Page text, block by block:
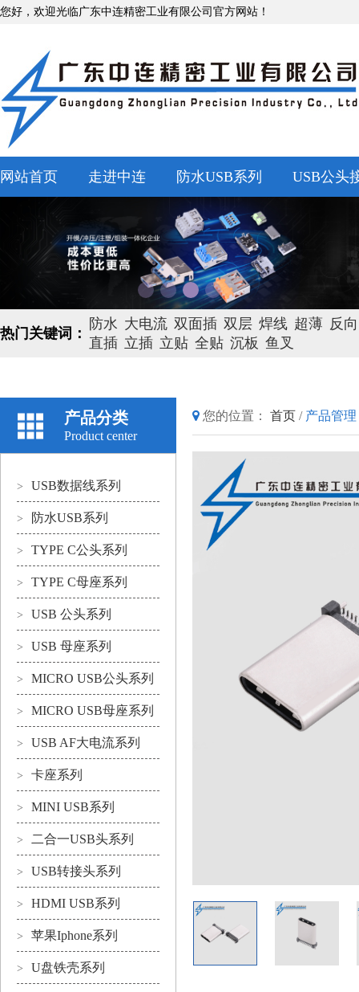
您好，欢迎光临广东中连精密工业有限公司官方网站！
网站首页 走进中连 防水USB系列 USB公头
热门关键词：
防水 大电流 双面插 双层 焊线 超薄 反向
直插 立插 立贴 全贴 沉板 鱼叉
产品分类
Product center
> USB数据线系列
> 防水USB系列
> TYPE C公头系列
> TYPE C母座系列
> USB 公头系列
> USB 母座系列
> MICRO USB公头系列
> MICRO USB母座系列
> USB AF大电流系列
> 卡座系列
> MINI USB系列
> 二合一USB头系列
> USB转接头系列
> HDMI USB系列
> 苹果Iphone系列
> U盘铁壳系列
您的位置： 首页 / 产品管理